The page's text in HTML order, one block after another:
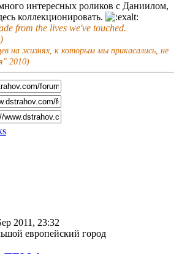
интересных роликов с Даниилом,
коллекционировать.
from the lives we've touched.
на жизнях, к которым мы прикасались, не
2010)
2011, 23:32
европейский город